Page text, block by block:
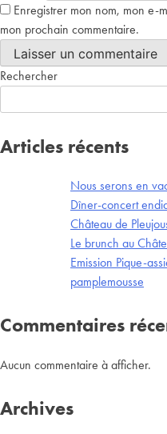
Enregistrer mon nom, mon e-
mon prochain commentaire.
Rechercher
Articles récents
Nous serons en
Dîner-concert
Château de
Le brunch au
Emission Pique-
pamplemousse
Commentaires
Aucun commentaire à afficher.
Archives